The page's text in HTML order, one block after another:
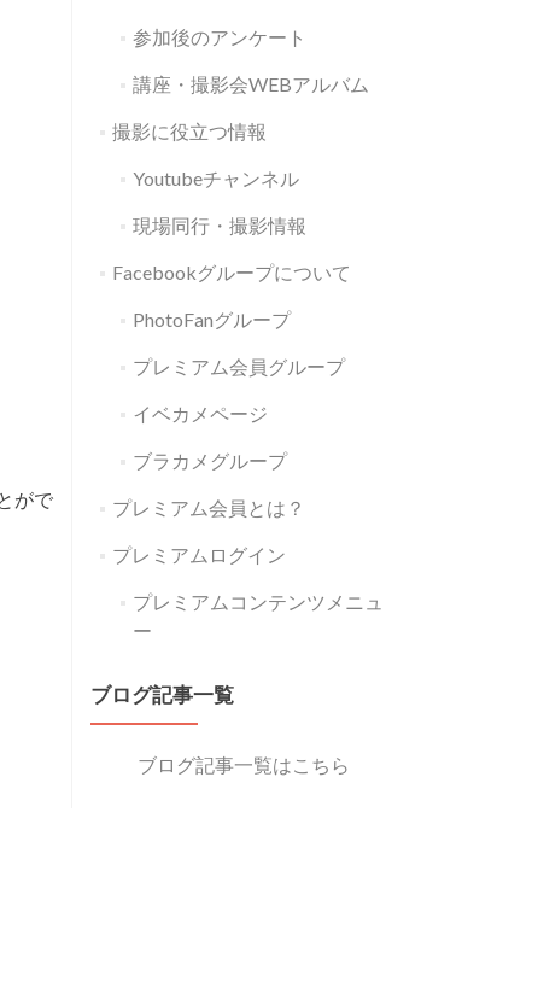
がで
参加後のアンケート
講座・撮影会WEBアルバム
撮影に役立つ情報
Youtubeチャンネル
現場同行・撮影情報
Facebookグループについて
PhotoFanグループ
プレミアム会員グループ
イベカメページ
ブラカメグループ
プレミアム会員とは？
プレミアムログイン
プレミアムコンテンツメニュ
ー
ブログ記事一覧
ブログ記事一覧はこちら